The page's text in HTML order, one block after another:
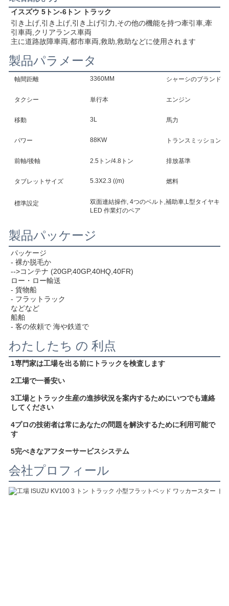
イスズウ 5トン-6トン トラック
引き上げ,引き上げ,引き上げ引力,その他の機能を持つ牽引車,牽
引車両,クリアランス車両
主に道路故障車両,都市車両,救助,救助などに使用されます
製品パラメータ
軸間距離 3360MM シャーシのブランド
タクシー 単行本 エンジン
移動 3L 馬力
パワー 88KW トランスミッション
前軸/後軸 2.5トン/4.8トン 排放基準
タブレットサイズ 5.3X2.3 ((m) 燃料
標準設定
双面連結操作, 4つのベルト,補助車,L型タイヤキャ
LED 作業灯のペア
製品パッケージ
パッケージ
- 裸か脱毛か
-->コンテナ (20GP,40GP,40HQ,40FR)
ロー・ロー輸送
- 貨物船
- フラットラック
などなど
船舶
- 客の依頼で 海や鉄道で
わたしたち の 利点
1専門家は工場を出る前にトラックを検査します
2工場で一番安い
3工場とトラック生産の進捗状況を案内するためにいつでも連絡
してください
4プロの技術者は常にあなたの問題を解決するために利用可能で
す
5完ぺきなアフターサービスシステム
会社プロフィール